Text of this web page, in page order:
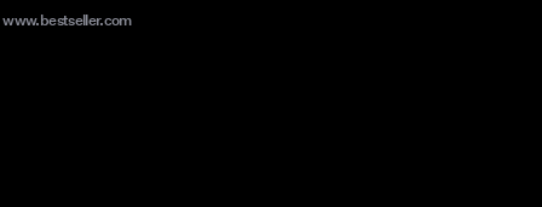
www.bestseller.com